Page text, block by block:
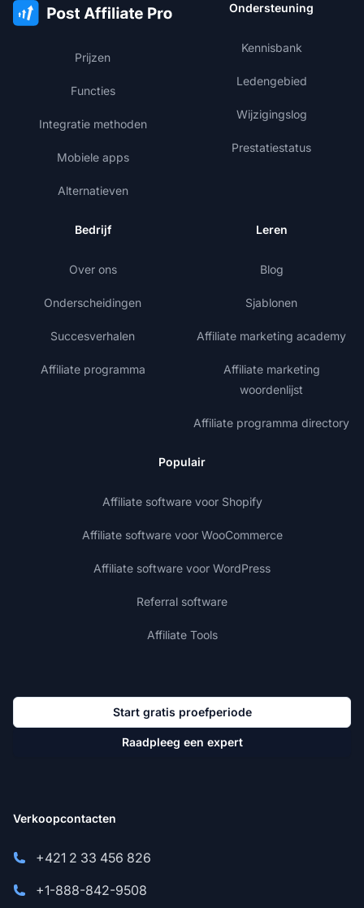
Prijzen
Functies
Integratie methoden
Mobiele apps
Alternatieven
Ondersteuning
Kennisbank
Ledengebied
Wijzigingslog
Prestatiestatus
Bedrijf
Over ons
Onderscheidingen
Succesverhalen
Affiliate programma
Leren
Blog
Sjablonen
Affiliate marketing academy
Affiliate marketing
woordenlijst
Affiliate programma directory
Populair
Affiliate software voor Shopify
Affiliate software voor WooCommerce
Affiliate software voor WordPress
Referral software
Affiliate Tools
Start gratis proefperiode
Raadpleeg een expert
Verkoopcontacten
+421 2 33 456 826
+1-888-842-9508